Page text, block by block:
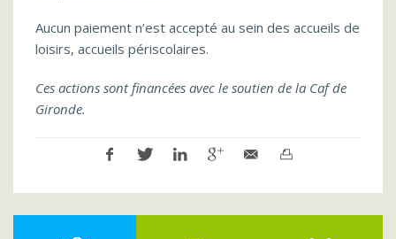
Aucun paiement n’est accepté au sein des accueils de
loisirs, accueils périscolaires.
Ces actions sont financées avec le soutien de la Caf de
Gironde.